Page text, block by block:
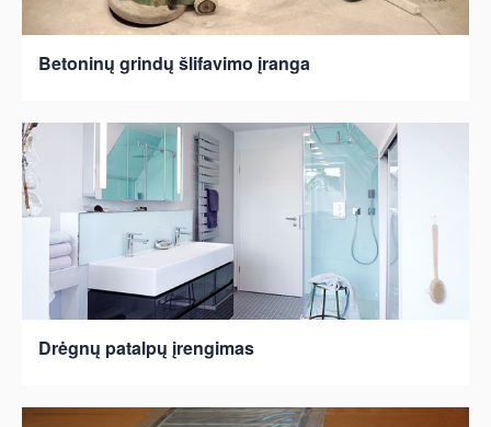
Betoninų grindų šlifavimo įranga
Drėgnų patalpų įrengimas